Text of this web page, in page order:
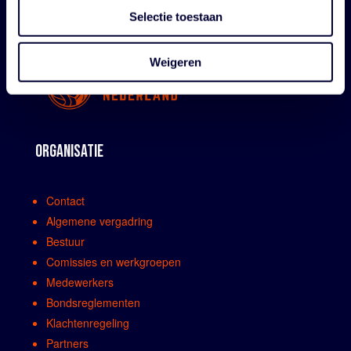
Selectie toestaan
Weigeren
ORGANISATIE
Contact
Algemene vergadring
Bestuur
Comissies en werkgroepen
Medewerkers
Bondsreglementen
Klachtenregeling
Partners